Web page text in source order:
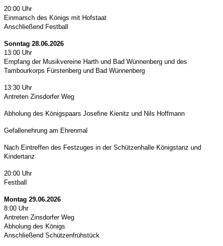
20:00 Uhr
Einmarsch des Königs mit Hofstaat
Anschließend Festball
Sonntag 28.06.2026
13:00 Uhr
Empfang der Musikvereine Harth und Bad Wünnenberg und des
Tambourkorps Fürstenberg und Bad Wünnenberg
13:30 Uhr
Antreten Zinsdorfer Weg
Abholung des Königspaars Josefine Kienitz und Nils Hoffmann
Gefallenehrung am Ehrenmal
Nach Eintreffen des Festzuges in der Schützenhalle Königstanz und
Kindertanz
20:00 Uhr
Festball
Montag 29.06.2026
8:00 Uhr
Antreten Zinsdorfer Weg
Abholung des Königs
Anschließend Schützenfrühstück